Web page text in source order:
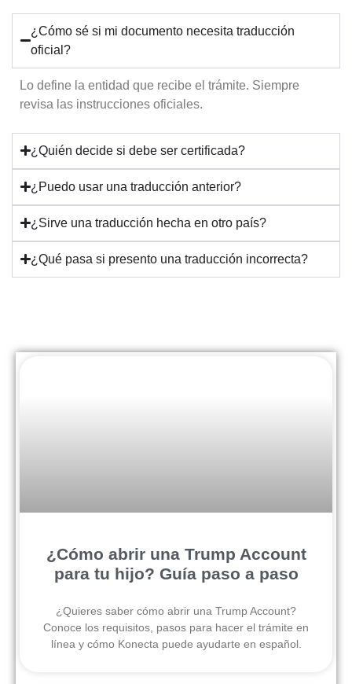
¿Cómo sé si mi documento necesita traducción
oficial?
Lo define la entidad que recibe el trámite. Siempre
revisa las instrucciones oficiales.
¿Quién decide si debe ser certificada?
¿Puedo usar una traducción anterior?
¿Sirve una traducción hecha en otro país?
¿Qué pasa si presento una traducción incorrecta?
¿Cómo abrir una Trump Account
para tu hijo? Guía paso a paso
¿Quieres saber cómo abrir una Trump Account?
Conoce los requisitos, pasos para hacer el trámite en
línea y cómo Konecta puede ayudarte en español.